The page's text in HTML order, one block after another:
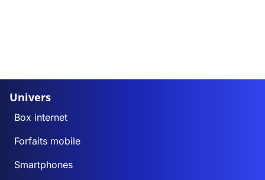
Univers
Box internet
Forfaits mobile
Smartphones